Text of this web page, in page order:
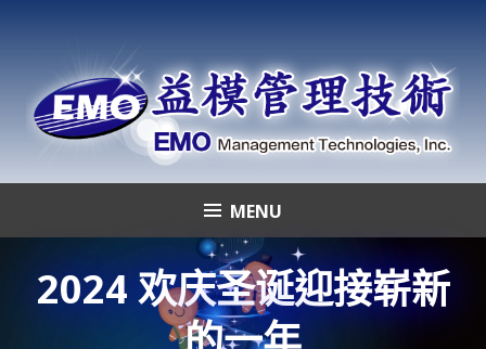
益模管理技術
MENU
2024 欢庆圣诞迎接崭新